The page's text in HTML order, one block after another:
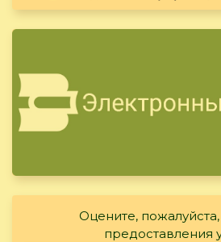
Оцените,
предоставления